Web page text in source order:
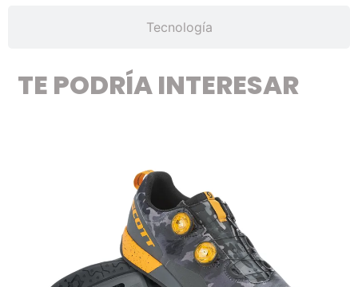
Tecnología
TE PODRÍA INTERESAR